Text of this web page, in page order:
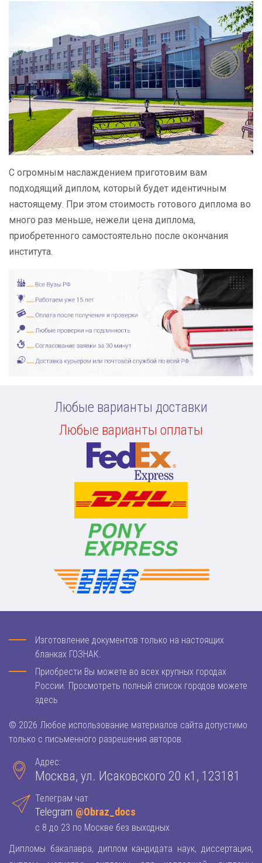
С огромным наслаждением приготовим вам
подходящий диплом, который будет идентичным
настоящему. При этом стоимость готового диплома во
много раз меньше, нежели цена диплома,
приобретенного самостоятельно после окончания
института.
Любые варианты доставки
Любые варианты оплаты
Изготовление документов только на настоящих
бланках ГОЗНАК.
Приобрести Вы можете во всех крупных городах
России. Просмотреть полный список городов можете
здесь
© 2026 Любое использование материалов сайта допустимо
только с письменного разрешения авторов.
Адрес:
Москва, ул. Исаковского 20 к1, 123181
Телеграм чат
Telegram @Obraz_docs
с 8 до 23 по Москве без выходных
Дипломы бакалавра, диплом кандидата наук, диссертация,